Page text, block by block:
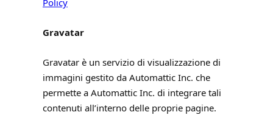
Policy
Gravatar
Gravatar è un servizio di visualizzazione di
immagini gestito da Automattic Inc. che
permette a Automattic Inc. di integrare tali
contenuti all’interno delle proprie pagine.